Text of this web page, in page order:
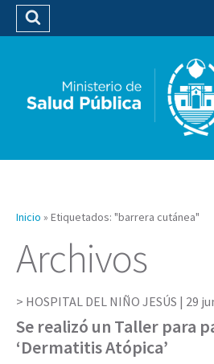
Biblioteca
Buscar
Inicio » Etiquetados: "barrera cutánea"
Archivos
HOSPITAL DEL NIÑO JESÚS | 29
Se realizó un Taller para
‘Dermatitis Atópica’